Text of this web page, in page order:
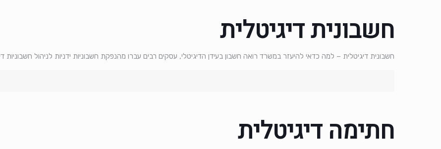
חשבונית דיגיטלית
חשבונית דיגיטלית – למה כדאי להיעזר במשרד רואה חשבון בעידן הדיגיטלי, עסקים רבים עברו מהנפקת חשבוניות ידניות לניהול חשבוניות
חתימה דיגיטלית